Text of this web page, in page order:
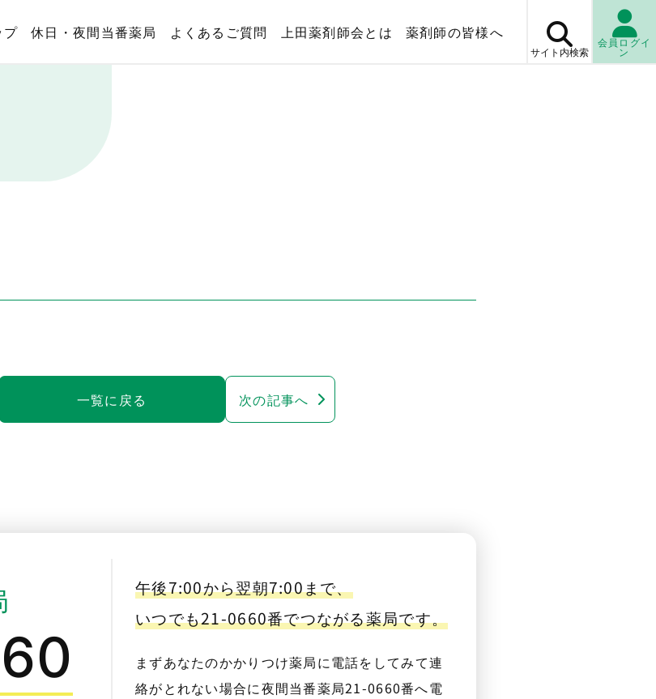
プ 休日・夜間当番薬局 よくあるご質問 上田薬剤師会とは 薬剤師の皆様へ
サイト内検索
会員ログイ
ン
一覧に戻る 次の記事へ
午後7:00から翌朝7:00まで、
いつでも21-0660番でつながる薬局です。
まずあなたのかかりつけ薬局に電話をしてみて連
絡がとれない場合に夜間当番薬局21-0660番へ電